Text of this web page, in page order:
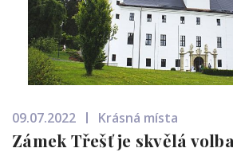
09.07.2022 Krásná místa
Zámek Třešť je skvělá